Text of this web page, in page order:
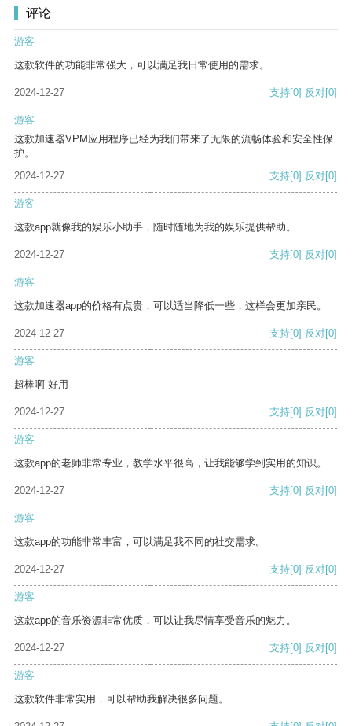
评论
游客
这款软件的功能非常强大，可以满足我日常使用的需求。
2024-12-27 支持[0] 反对[0]
游客
这款加速器VPM应用程序已经为我们带来了无限的流畅体验和安全性保
护。
2024-12-27
支持[0] 反对[0]
游客
这款app就像我的娱乐小助手，随时随地为我的娱乐提供帮助。
2024-12-27 支持[0] 反对[0]
游客
这款加速器app的价格有点贵，可以适当降低一些，这样会更加亲民。
2024-12-27 支持[0] 反对[0]
游客
超棒啊 好用
2024-12-27 支持[0] 反对[0]
游客
这款app的老师非常专业，教学水平很高，让我能够学到实用的知识。
2024-12-27 支持[0] 反对[0]
游客
这款app的功能非常丰富，可以满足我不同的社交需求。
2024-12-27 支持[0] 反对[0]
游客
这款app的音乐资源非常优质，可以让我尽情享受音乐的魅力。
2024-12-27 支持[0] 反对[0]
游客
这款软件非常实用，可以帮助我解决很多问题。